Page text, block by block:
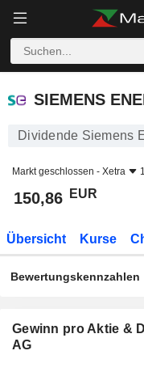
SIEMENS ENERGY
SIEMENS
Dividende Siemens
Markt geschlossen - Xetra
150,86 EUR
Übersicht Kurse
Bewertungskennzahlen
Gewinn pro Aktie &
AG